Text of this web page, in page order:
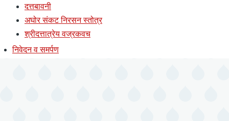
दत्तबावनी
अघोर संकट निरसन स्तोत्र
श्रीदत्तात्रेय वज्रकवच
निवेदन व समर्पण